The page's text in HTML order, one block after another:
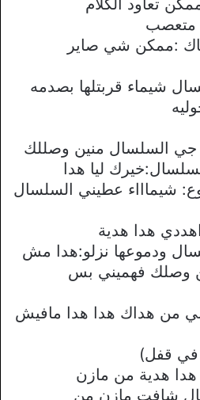
متعصب
:ممكن شي صاير
شيماء قربتلها بصدمه
جي السلسال منين وصللك
ليا هدا
شيماااء عطيني السلسال
هدا هدية
ودموعها نزلو:هدا مش
وصلك فهميني بس
من هداك هدا هدا مافيش
في قفل)
هدية من مازن
شافت مازن من